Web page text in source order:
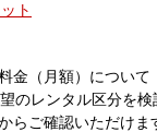
ト
金（月額）について
のレンタル区分を
らご確認いただけま